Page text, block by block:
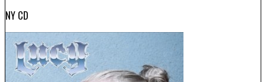
NY CD